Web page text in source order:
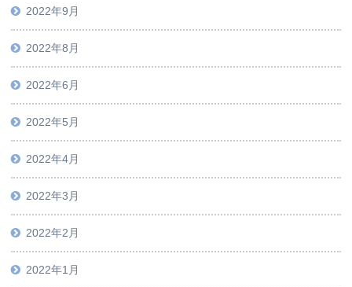
2022年9月
2022年8月
2022年6月
2022年5月
2022年4月
2022年3月
2022年2月
2022年1月